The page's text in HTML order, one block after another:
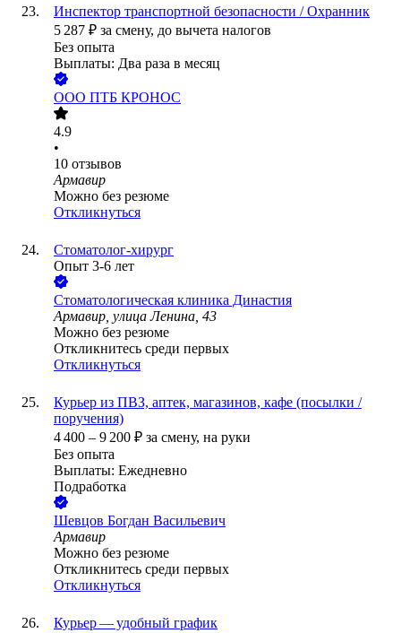
Инспектор транспортной безопасности / Охранник
5 287 ₽ за смену, до вычета налогов
Без опыта
Выплаты: Два раза в месяц
ООО ПТБ КРОНОС
4.9
•
10 отзывов
Армавир
Можно без резюме
Откликнуться
Стоматолог-хирург
Опыт 3-6 лет
Стоматологическая клиника Династия
Армавир, улица Ленина, 43
Можно без резюме
Откликнитесь среди первых
Откликнуться
Курьер из ПВЗ, аптек, магазинов, кафе (посылки /
поручения)
4 400 – 9 200 ₽ за смену, на руки
Без опыта
Выплаты: Ежедневно
Подработка
Шевцов Богдан Васильевич
Армавир
Можно без резюме
Откликнитесь среди первых
Откликнуться
Курьер — удобный график